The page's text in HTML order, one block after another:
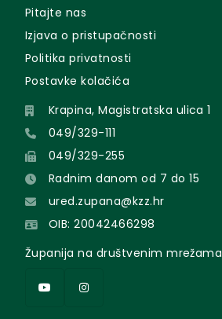
Pitajte nas
Izjava o pristupačnosti
Politika privatnosti
Postavke kolačića
Krapina, Magistratska ulica 1
049/329-111
049/329-255
Radnim danom od 7 do 15
ured.zupana@kzz.hr
OIB: 20042466298
Županija na društvenim mrežama